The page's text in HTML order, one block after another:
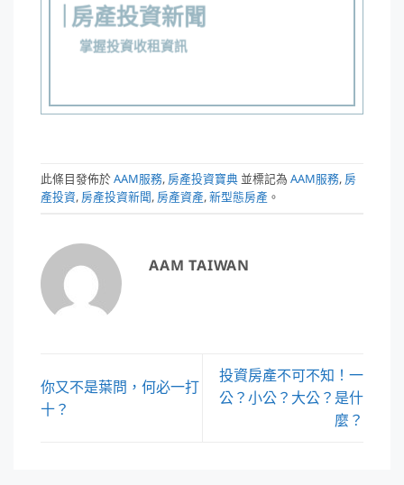
房產投資新聞
掌握投資收租資訊
此條目發佈於AAM服務, 房產投資寶典 並標記為 AAM服務, 房
產投資, 房產投資新聞, 房產資產,新型態房產 。
AAM TAIWAN
你又不是葉問，何必一打
十？
投資房產不可不知！一
公？小公？大公？是什
麼？